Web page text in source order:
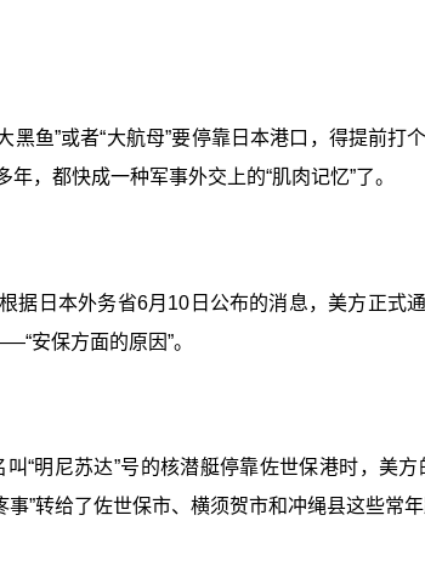
鱼”或者“大航母”要停靠日本港口，得提前打
，都快成一种军事外交上的“肌肉记忆”了。
据日本外务省6月10日公布的消息，美方正式
安保方面的原因”。
“明尼苏达”号的核潜艇停靠佐世保港时，美方
”转给了佐世保市、横须贺市和冲绳县这些常